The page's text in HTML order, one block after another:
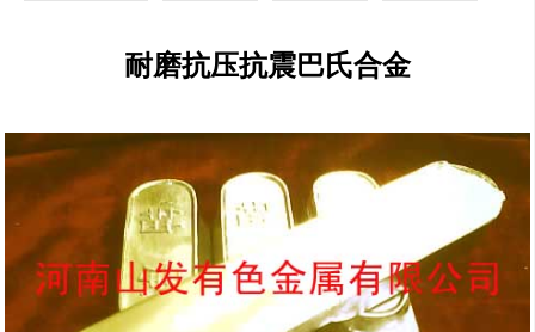
耐磨抗压抗震巴氏合金